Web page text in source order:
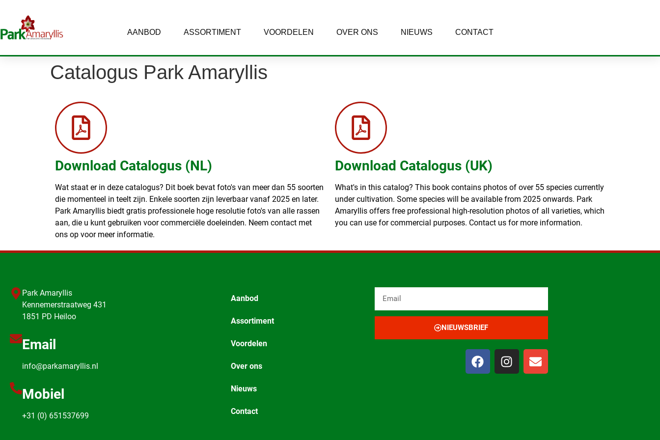
AANBOD ASSORTIMENT VOORDELEN OVER ONS NIEUWS CONTACT
Catalogus Park Amaryllis
Download Catalogus (NL)
Wat staat er in deze catalogus? Dit boek bevat foto's van meer dan 55 soorten
die momenteel in teelt zijn. Enkele soorten zijn leverbaar vanaf 2025 en later.
Park Amaryllis biedt gratis professionele hoge resolutie foto's van alle rassen
aan, die u kunt gebruiken voor commerciële doeleinden. Neem contact met
ons op voor meer informatie.
Download Catalogus (UK)
What's in this catalog? This book contains photos of over 55 species currently
under cultivation. Some species will be available from 2025 onwards. Park
Amaryllis offers free professional high-resolution photos of all varieties, which
you can use for commercial purposes. Contact us for more information.
Park Amaryllis
Kennemerstraatweg 431
1851 PD Heiloo
Email
info@parkamaryllis.nl
Mobiel
+31 (0) 651537699
Aanbod
Assortiment
Voordelen
Over ons
Nieuws
Contact
NIEUWSBRIEF